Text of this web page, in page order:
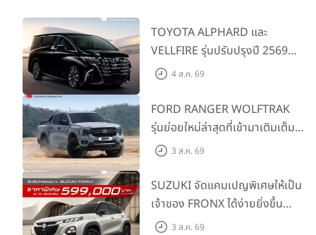
TOYOTA ALPHARD และ
VELLFIRE รุ่นปรับปรุงปี 2569
พร้อมรุ่นย่อยใหม่ HEV SMART
4 ส.ค. 69
FORD RANGER WOLFTRAK
รุ่นย่อยใหม่ล่าสุดที่เข้ามาเติมเต็ม
ไลน์อัป พร้อมตอบโจทย์ทุกการ
ด้วยราคาพิเศษเริ่มต้นที่ 9.49 แสน
บาท
3 ส.ค. 69
SUZUKI จัดแคมเปญพิเศษให้เป็น
เจ้าของ FRONX ได้ง่ายยิ่งขึ้น
สำหรับรุ่น GL ราคาพิเศษเริ่มต้น
3 ส.ค. 69